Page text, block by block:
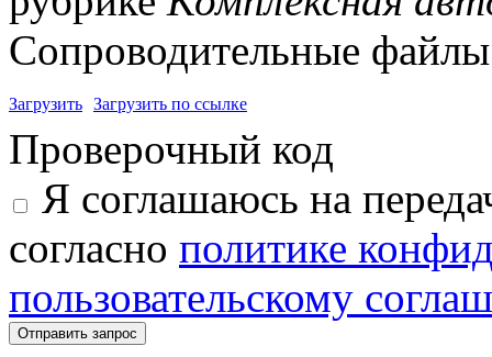
Сопроводительные
Загрузить Загрузить по ссылке
Проверочный код
Я соглашаюсь на
согласно политике
пользовательскому
Отправить запрос